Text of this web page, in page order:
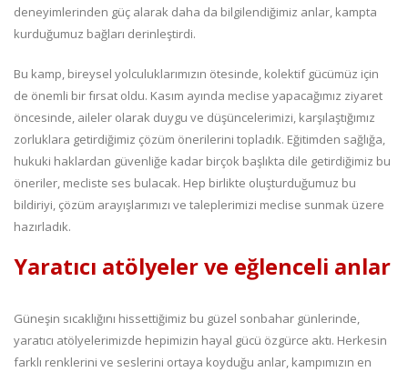
deneyimlerinden güç alarak daha da bilgilendiğimiz anlar, kampta
kurduğumuz bağları derinleştirdi.
Bu kamp, bireysel yolculuklarımızın ötesinde, kolektif gücümüz için
de önemli bir fırsat oldu. Kasım ayında meclise yapacağımız ziyaret
öncesinde, aileler olarak duygu ve düşüncelerimizi, karşılaştığımız
zorluklara getirdiğimiz çözüm önerilerini topladık. Eğitimden sağlığa,
hukuki haklardan güvenliğe kadar birçok başlıkta dile getirdiğimiz bu
öneriler, mecliste ses bulacak. Hep birlikte oluşturduğumuz bu
bildiriyi, çözüm arayışlarımızı ve taleplerimizi meclise sunmak üzere
hazırladık.
Yaratıcı atölyeler ve eğlenceli anlar
Güneşin sıcaklığını hissettiğimiz bu güzel sonbahar günlerinde,
yaratıcı atölyelerimizde hepimizin hayal gücü özgürce aktı. Herkesin
farklı renklerini ve seslerini ortaya koyduğu anlar, kampımızın en